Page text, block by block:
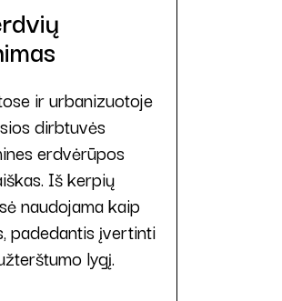
ir urbanizuotoje
dirbtuvės
erdvėrūpos
Iš kerpių
naudojama kaip
padedantis įvertinti
lygį.